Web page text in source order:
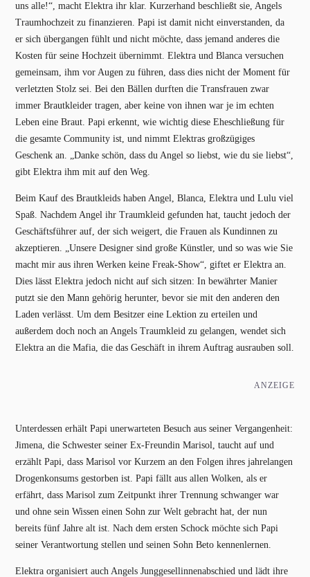
uns alle!“, macht Elektra ihr klar. Kurzerhand beschließt sie, Angels
Traumhochzeit zu finanzieren. Papi ist damit nicht einverstanden, da
er sich übergangen fühlt und nicht möchte, dass jemand anderes die
Kosten für seine Hochzeit übernimmt. Elektra und Blanca versuchen
gemeinsam, ihm vor Augen zu führen, dass dies nicht der Moment für
verletzten Stolz sei. Bei den Bällen durften die Transfrauen zwar
immer Brautkleider tragen, aber keine von ihnen war je im echten
Leben eine Braut. Papi erkennt, wie wichtig diese Eheschließung für
die gesamte Community ist, und nimmt Elektras großzügiges
Geschenk an. „Danke schön, dass du Angel so liebst, wie du sie liebst“,
gibt Elektra ihm mit auf den Weg.
Beim Kauf des Brautkleids haben Angel, Blanca, Elektra und Lulu viel
Spaß. Nachdem Angel ihr Traumkleid gefunden hat, taucht jedoch der
Geschäftsführer auf, der sich weigert, die Frauen als Kundinnen zu
akzeptieren. „Unsere Designer sind große Künstler, und so was wie Sie
macht mir aus ihren Werken keine Freak-Show“, giftet er Elektra an.
Dies lässt Elektra jedoch nicht auf sich sitzen: In bewährter Manier
putzt sie den Mann gehörig herunter, bevor sie mit den anderen den
Laden verlässt. Um dem Besitzer eine Lektion zu erteilen und
außerdem doch noch an Angels Traumkleid zu gelangen, wendet sich
Elektra an die Mafia, die das Geschäft in ihrem Auftrag ausrauben soll.
ANZEIGE
Unterdessen erhält Papi unerwarteten Besuch aus seiner Vergangenheit:
Jimena, die Schwester seiner Ex-Freundin Marisol, taucht auf und
erzählt Papi, dass Marisol vor Kurzem an den Folgen ihres jahrelangen
Drogenkonsums gestorben ist. Papi fällt aus allen Wolken, als er
erfährt, dass Marisol zum Zeitpunkt ihrer Trennung schwanger war
und ohne sein Wissen einen Sohn zur Welt gebracht hat, der nun
bereits fünf Jahre alt ist. Nach dem ersten Schock möchte sich Papi
seiner Verantwortung stellen und seinen Sohn Beto kennenlernen.
Elektra organisiert auch Angels Junggesellinnenabschied und lädt ihre